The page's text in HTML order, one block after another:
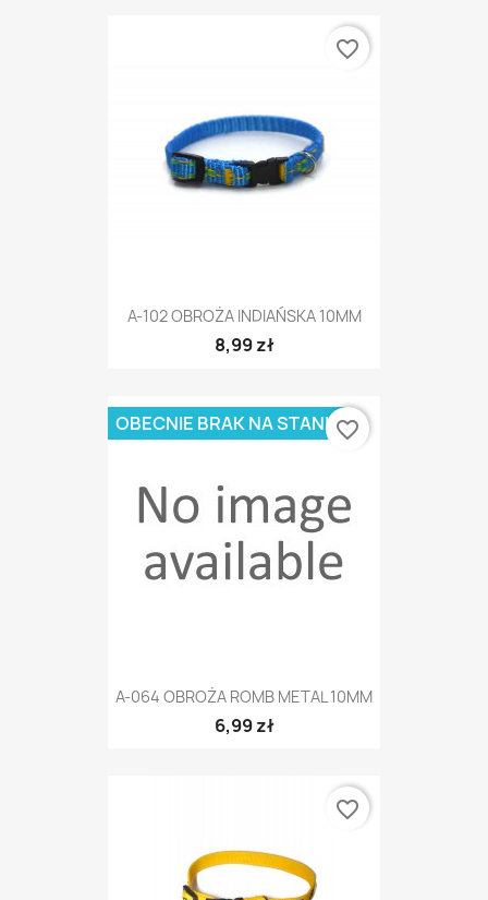
A-102 OBROŻA INDIAŃSKA 10MM
8,99 zł
favorite_border
A-064 OBROŻA ROMB METAL 10MM
6,99 zł
OBECNIE BRAK NA STANIEfavorite_border
favorite_border